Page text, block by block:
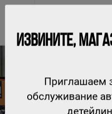
ТЕХНИЧЕСКИЕ
ИЗВИНИТЕ,
Приглашаем
обслуживание